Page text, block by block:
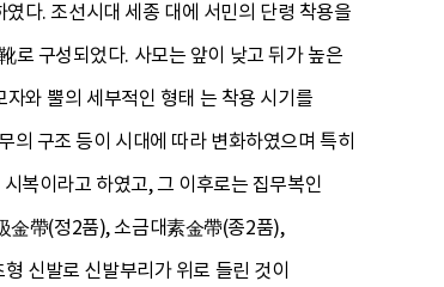
다. 조선시대 세종 대에 서민의 단령 착용을
구성되었다. 사모는 앞이 낮고 뒤가 높은
와 뿔의 세부적인 형태 는 착용 시기를
의 구조 등이 시대에 따라 변화하였으며 특히
복이라고 하였고, 그 이후로는 집무복인
金帶(정2품), 소금대素金帶(종2품),
신발로 신발부리가 위로 들린 것이